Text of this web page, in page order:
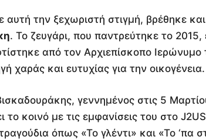
αυτή την ξεχωριστή στιγμή, βρέθηκε
. Το ζευγάρι, που παντρεύτηκε το 2015,
από τον Αρχιεπίσκοπο
χαράς και ευτυχίας για την οικογένεια.
γεννημένος στις 5
το κοινό με τις εμφανίσεις του στο
όπως «Το γλέντι» και «Το